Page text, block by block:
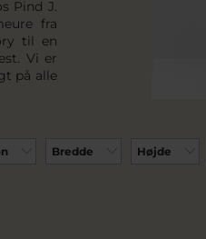
Pind J.
fra
til en
Vi er
på alle
Bredde Højde